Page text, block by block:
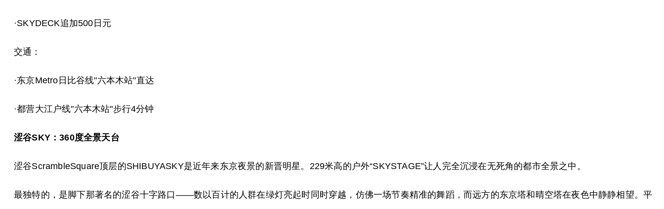
·SKYDECK追加500日元
交通：
·东京Metro日比谷线"六本木站"直达
·都营大江户线"六本木站"步行4分钟
涩谷SKY：360度全景天台
涩谷ScrambleSquare顶层的SHIBUYASKY是近年来东京夜景的新晋明星。229米高的户外“SKYSTAGE”让人完全沉浸在无死角的都市全景之中。
最独特的，是脚下那著名的涩谷十字路口——数以百计的人群在绿灯亮起时同时穿越，仿佛一场节奏精准的舞蹈，而远方的东京塔和晴空塔在夜色中静静相望。平